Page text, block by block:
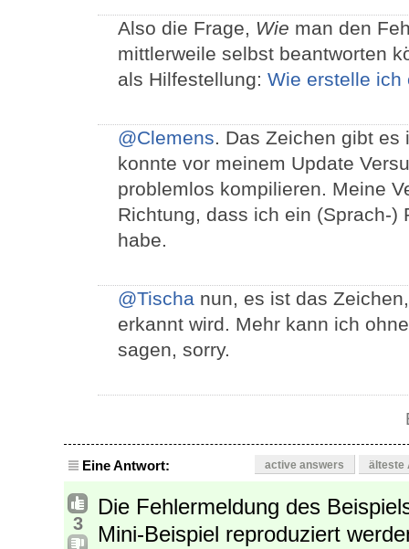
Also die Frage, Wie man den
mittlerweile selbst beantworten
als Hilfestellung: Wie erstelle ich
@Clemens. Das Zeichen gibt es
konnte vor meinem Update
problemlos kompilieren. Meine
Richtung, dass ich ein (Sprach-
habe.
@Tischa nun, es ist das
erkannt wird. Mehr kann ich
sagen, sorry.
Eine Antwort: active answers älteste
3
Die Fehlermeldung des
Mini-Beispiel reproduziert